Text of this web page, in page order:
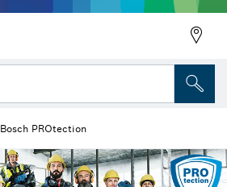
Bosch PROtection